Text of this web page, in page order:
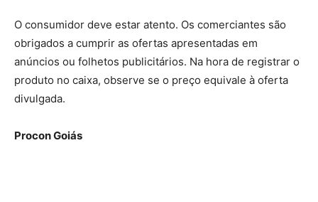
O consumidor deve estar atento. Os comerciantes são
obrigados a cumprir as ofertas apresentadas em
anúncios ou folhetos publicitários. Na hora de registrar o
produto no caixa, observe se o preço equivale à oferta
divulgada.
Procon Goiás